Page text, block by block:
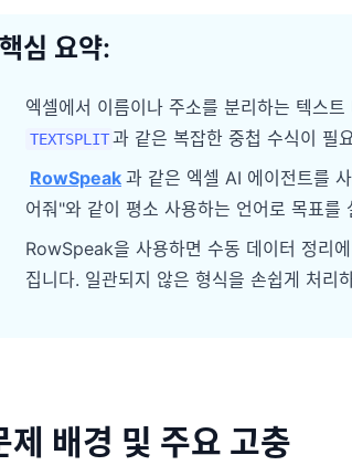
운영
판매
파이프라인, 목표, 예측, 매출 추적에 활용합
다.
프로젝트
마일스톤, 담당자, 납기, 상태를 관리합니다.
핵심 제품 문서, 설정, 사용
프롬프트 라이브러리
분석, 보고, 정리에 유용한
커뮤니티
새 사용자와 팀을 위한 빠른
다.
핵심 요약:
엑셀에서 이름이나 주소를 분리하는 텍스
TEXTSPLIT 과 같은 복잡한 중첩 수식이 필
RowSpeak 과 같은 엑셀 AI 에이전트를
어줘"와 같이 평소 사용하는 언어로 목표
RowSpeak을 사용하면 수동 데이터 정리
집니다. 일관되지 않은 형식을 손쉽게 처리
제 배경 및 주요 고충